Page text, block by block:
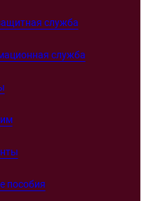
служба
служба
пособия